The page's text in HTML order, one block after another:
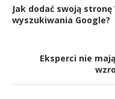
Jak dodać swoją
wyszukiwania Google?
Eksperci nie